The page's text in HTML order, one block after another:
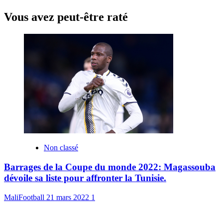
Vous avez peut-être raté
Non classé
Barrages de la Coupe du monde 2022: Magassouba
dévoile sa liste pour affronter la Tunisie.
MaliFootball 21 mars 2022 1